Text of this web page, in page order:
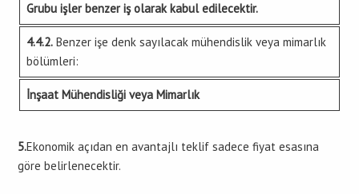
Grubu işler benzer iş olarak kabul edilecektir.
4.4.2.Benzer işe denk sayılacak mühendislik veya mimarlık
bölümleri:
İnşaat Mühendisliği veya Mimarlık
5.Ekonomik açıdan en avantajlı teklif sadece fiyat esasına
göre belirlenecektir.